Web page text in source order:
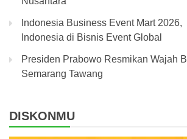
Indonesia Business Event Mart 2026,
Indonesia di Bisnis Event Global
Presiden Prabowo Resmikan Wajah
Semarang Tawang
DISKONMU